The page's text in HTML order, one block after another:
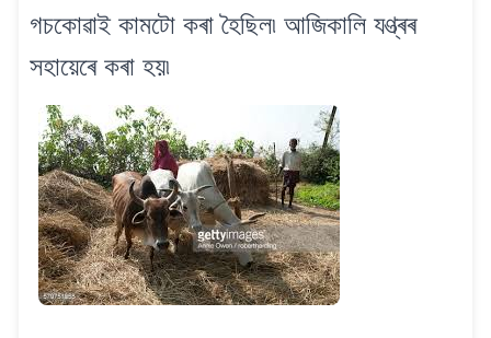
গচকোৱাই কামটো কৰা হৈছিল৷ আজিকালি যণ্ত্ৰৰ
সহায়েৰে কৰা হয়৷